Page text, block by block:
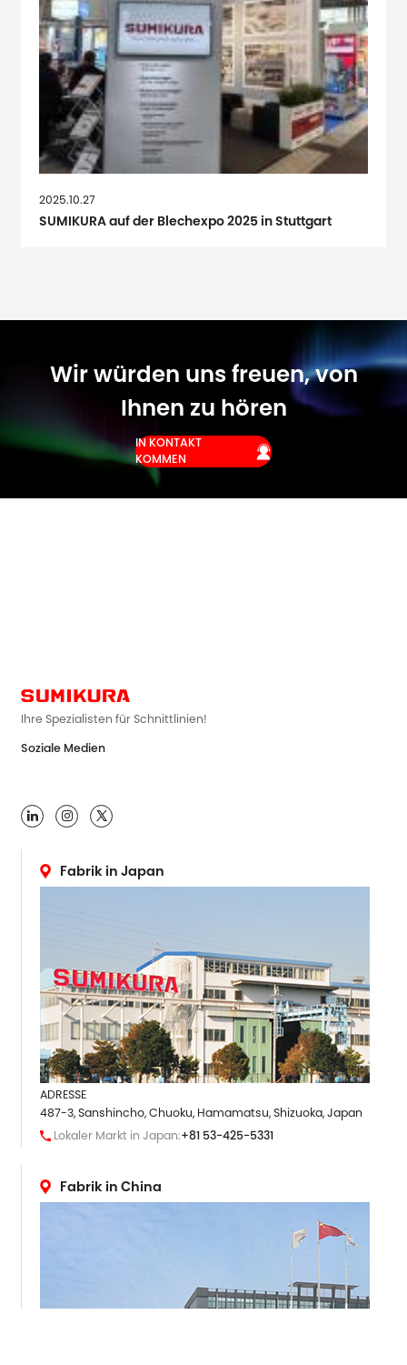
2025.10.27
SUMIKURA auf der Blechexpo 2025 in Stuttgart
Wir würden uns freuen, von
Ihnen zu hören
IN KONTAKT
KOMMEN

Ihre Spezialisten für Schnittlinien!
Soziale Medien

Fabrik in Japan
ADRESSE
487-3, Sanshincho, Chuoku, Hamamatsu, Shizuoka, Japan
Lokaler Markt in Japan:+81 53-425-5331
Fabrik in China